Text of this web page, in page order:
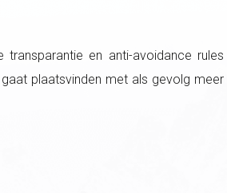
en anti-avoidance rules
plaatsvinden met als gevolg meer